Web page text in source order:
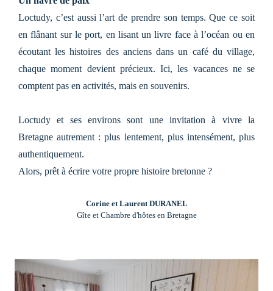
Loctudy, c’est aussi l’art de prendre son temps. Que ce soit
en flânant sur le port, en lisant un livre face à l’océan ou en
écoutant les histoires des anciens dans un café du village,
chaque moment devient précieux. Ici, les vacances ne se
comptent pas en activités, mais en souvenirs.
Loctudy et ses environs sont une invitation à vivre la
Bretagne autrement : plus lentement, plus intensément, plus
authentiquement.
Alors, prêt à écrire votre propre histoire bretonne ?
Corine et Laurent DURANEL
Gîte et Chambre d'hôtes en Bretagne